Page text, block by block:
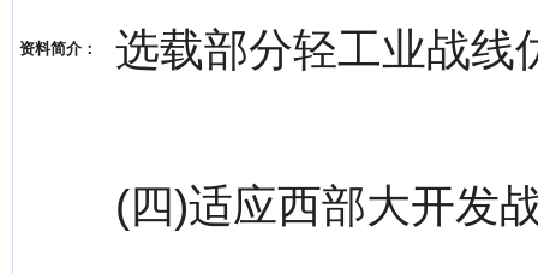
资料简介：
选载部分轻工业战线
(四)适应西部大开发